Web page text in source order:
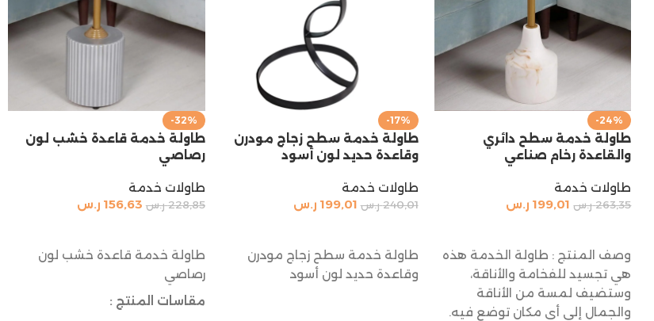
-24%
طاولة خدمة سطح دائري
والقاعدة رخام صناعي
طاولات خدمة
263,35 ر.س 199,01 ر.س
وصف المنتج : طاولة الخدمة هذه
هي تجسيد للفخامة والأناقة،
وستضيف لمسة من الأناقة
والجمال إلى أي مكان توضع فيه.
-17%
طاولة خدمة سطح زجاج مودرن
وقاعدة حديد لون أسود
طاولات خدمة
240,01 ر.س 199,01 ر.س
طاولة خدمة سطح زجاج مودرن
وقاعدة حديد لون أسود
-32%
طاولة خدمة قاعدة خشب لون
رصاصي
طاولات خدمة
228,85 ر.س 156,63 ر.س
طاولة خدمة قاعدة خشب لون
رصاصي
مقاسات المنتج :